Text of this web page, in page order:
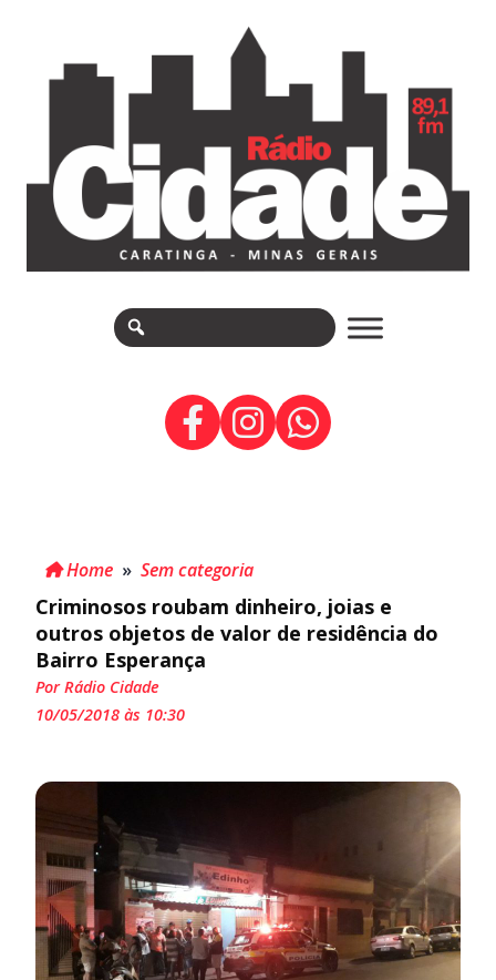
Home » Sem categoria
Criminosos roubam dinheiro, joias e
outros objetos de valor de residência do
Bairro Esperança
Por Rádio Cidade
10/05/2018 às 10:30